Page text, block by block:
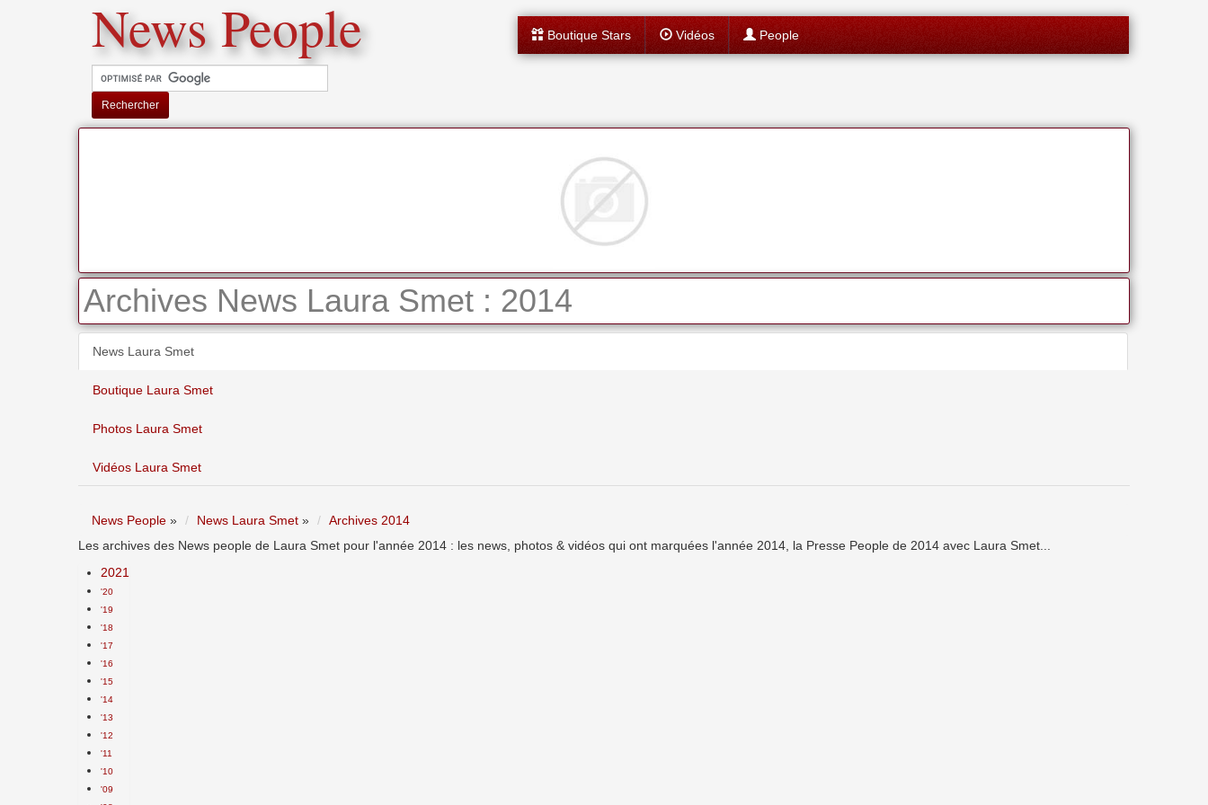
News People
Rechercher
Boutique Stars Vidéos People
Archives News Laura Smet : 2014
News Laura Smet
Boutique Laura Smet
Photos Laura Smet
Vidéos Laura Smet
News People » News Laura Smet »
Archives 2014
Les archives des News people de Laura Smet pour l'année 2014 : les news, photos & vidéos qui ont marquées l'année 2014, la Presse People de 2014 avec Laura Smet...
2021
'20
'19
'18
'17
'16
'15
'14
'13
'12
'11
'10
'09